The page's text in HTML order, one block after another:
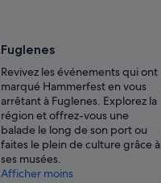
Fuglenes
Revivez les événements qui ont
marqué Hammerfest en vous
arrêtant à Fuglenes. Explorez la
région et offrez-vous une
balade le long de son port ou
faites le plein de culture grâce à
ses musées.
Afficher moins